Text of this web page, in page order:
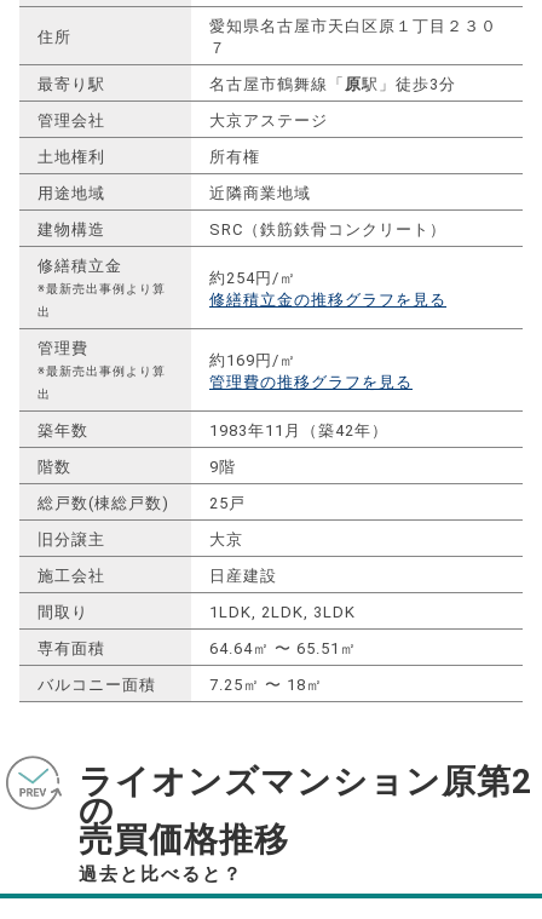
住所
愛知県名古屋市天白区原１丁目２３０
７
最寄り駅
名古屋市鶴舞線「 原駅」徒歩3分
管理会社
大京アステージ
土地権利
所有権
用途地域
近隣商業地域
建物構造
SRC（鉄筋鉄骨コンクリート）
修繕積立金
※最新売出事例より算
出
約254円/㎡
修繕積立金の推移グラフを見る
管理費
※最新売出事例より算
出
約169円/㎡
管理費の推移グラフを見る
築年数
1983年11月（築42年）
階数
9階
総戸数(棟総戸数)
25戸
旧分譲主
大京
施工会社
日産建設
間取り
1LDK, 2LDK, 3LDK
専有面積
64.64㎡ 〜 65.51㎡
バルコニー面積
7.25㎡ 〜 18㎡
ライオンズマンション原第2
の
売買価格推移
過去と比べると？